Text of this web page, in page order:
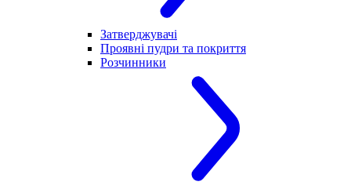
Затверджувачі
Проявні пудри та покриття
Розчинники